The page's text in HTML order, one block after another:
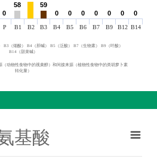
0
0
58
58
59
59
0
0 0
0 0
0 0
0 0
0 0
0 0
0
P B1 B2 B3 B4 B5 B6 B7 B9 B12 B14
B3（烟酸） B4（胆碱） B5（泛酸） B7（生物素） B9（叶酸）
B14（甜菜碱）
动物性食物中的视黄醇）和间接来源（植物性食物中的类胡萝卜素
转化量）
基酸